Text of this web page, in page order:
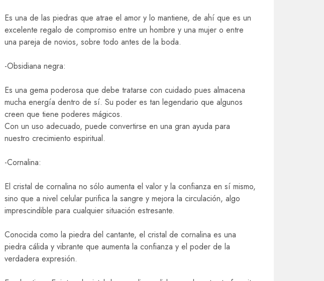
Es una de las piedras que atrae el amor y lo mantiene, de ahí que es un
excelente regalo de compromiso entre un hombre y una mujer o entre
una pareja de novios, sobre todo antes de la boda.
-Obsidiana negra:
Es una gema poderosa que debe tratarse con cuidado pues almacena
mucha energía dentro de sí. Su poder es tan legendario que algunos
creen que tiene poderes mágicos.
Con un uso adecuado, puede convertirse en una gran ayuda para
nuestro crecimiento espiritual.
-Cornalina:
El cristal de cornalina no sólo aumenta el valor y la confianza en sí mismo,
sino que a nivel celular purifica la sangre y mejora la circulación, algo
imprescindible para cualquier situación estresante.
Conocida como la piedra del cantante, el cristal de cornalina es una
piedra cálida y vibrante que aumenta la confianza y el poder de la
verdadera expresión.